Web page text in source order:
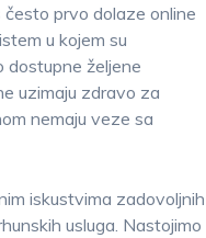
prvo dolaze online
u kojem su
dostupne željene
uzimaju zdravo za
nemaju veze sa
iskustvima zadovoljnih
usluga. Nastojimo